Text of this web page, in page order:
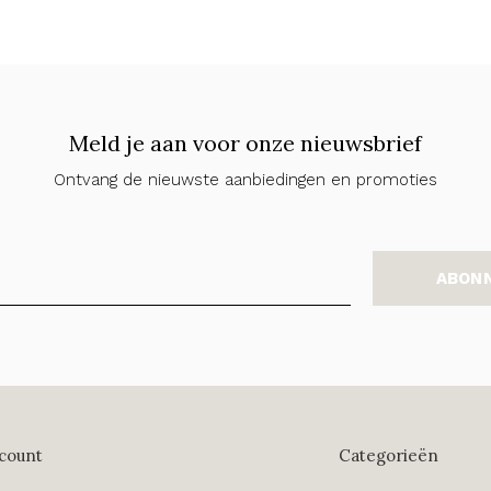
Meld je aan voor onze nieuwsbrief
Ontvang de nieuwste aanbiedingen en promoties
Categorieën